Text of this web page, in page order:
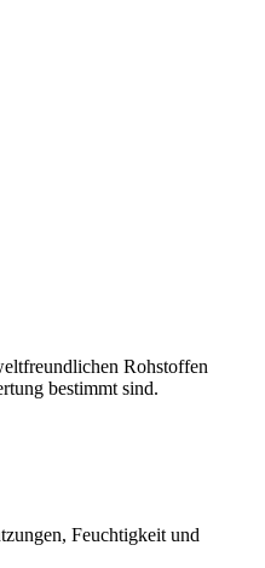
Rohstoffen
bestimmt sind.
Feuchtigkeit und